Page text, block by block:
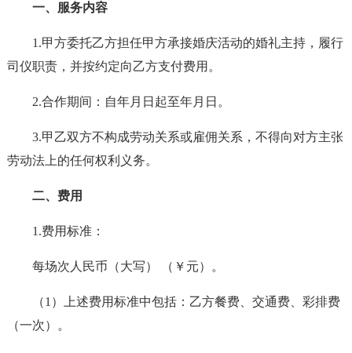
一、服务内容
1.甲方委托乙方担任甲方承接婚庆活动的婚礼主持，履行
司仪职责，并按约定向乙方支付费用。
2.合作期间：自年月日起至年月日。
3.甲乙双方不构成劳动关系或雇佣关系，不得向对方主张
劳动法上的任何权利义务。
二、费用
1.费用标准：
每场次人民币（大写） （￥元）。
（1）上述费用标准中包括：乙方餐费、交通费、彩排费
（一次）。